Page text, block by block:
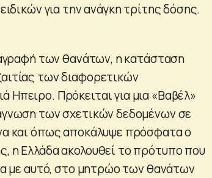
για την ανάγκη τρίτης δόσης.
των θανάτων, η κατάσταση
των διαφορετικών
Πρόκειται για μια «Βαβέλ»
των σχετικών δεδομένων σε
και όπως αποκάλυψε πρόσφατα ο
η Ελλάδα ακολουθεί το πρότυπο που
με αυτό, στο μητρώο των θανάτων